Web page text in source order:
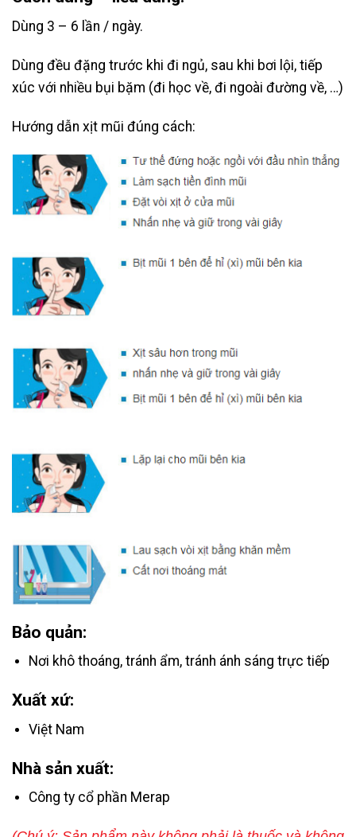
Dùng 3 – 6 lần / ngày.
Dùng đều đặng trước khi đi ngủ, sau khi bơi lội, tiếp
xúc với nhiều bụi bặm (đi học về, đi ngoài đường về, …)
Hướng dẫn xịt mũi đúng cách:
Bảo quản:
Nơi khô thoáng, tránh ẩm, tránh ánh sáng trực tiếp
Xuất xứ:
Việt Nam
Nhà sản xuất:
Công ty cổ phần Merap